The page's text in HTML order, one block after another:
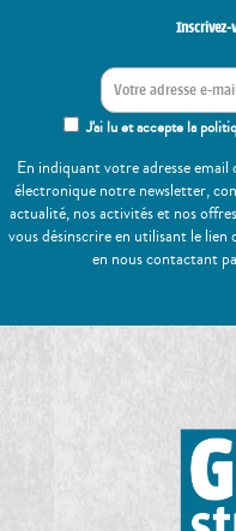
Inscrivez-
J'ai lu et accepte la
En indiquant votre adresse email
électronique notre newsletter,
actualité, nos activités et nos
vous désinscrire en utilisant le
en nous contactant